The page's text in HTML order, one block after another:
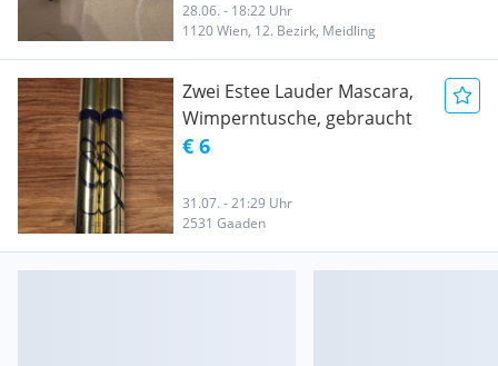
28.06. - 18:22 Uhr
1120 Wien, 12. Bezirk, Meidling
Zwei Estee Lauder Mascara,
Wimperntusche, gebraucht
€ 6
31.07. - 21:29 Uhr
2531 Gaaden